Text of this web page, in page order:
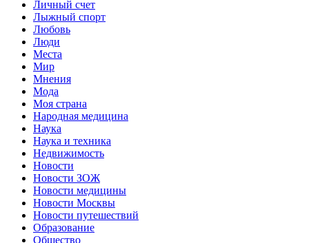
Личный счет
Лыжный спорт
Любовь
Люди
Места
Мир
Мнения
Мода
Моя страна
Народная медицина
Наука
Наука и техника
Недвижимость
Новости
Новости ЗОЖ
Новости медицины
Новости Москвы
Новости путешествий
Образование
Общество